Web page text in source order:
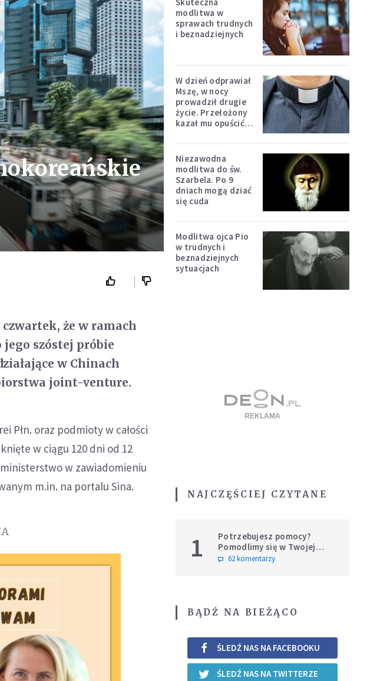
że w ramach
szóstej próbie
w Chinach
joint-venture.
Płn. oraz podmioty w całości
w ciągu 120 dni od 12
w zawiadomieniu
m.in. na portalu Sina.
Skuteczna
modlitwa w
sprawach trudnych
i beznadziejnych
W dzień odprawiał
Mszę, w nocy
prowadził drugie
życie. Przełożony
kazał mu opuścić
Niezawodna
modlitwa do św.
Szarbela. Po 9
dniach mogą dziać
się cuda
Modlitwa ojca Pio
w trudnych i
beznadziejnych
sytuacjach
NAJCZĘŚCIEJ CZYTANE
1
Potrzebujesz pomocy?
Pomodlimy się w Twojej
intencji
62 komentarzy
BĄDŹ NA BIEŻĄCO
ŚLEDŹ NAS NA FACEBOOKU
ŚLEDŹ NAS NA TWITTERZE